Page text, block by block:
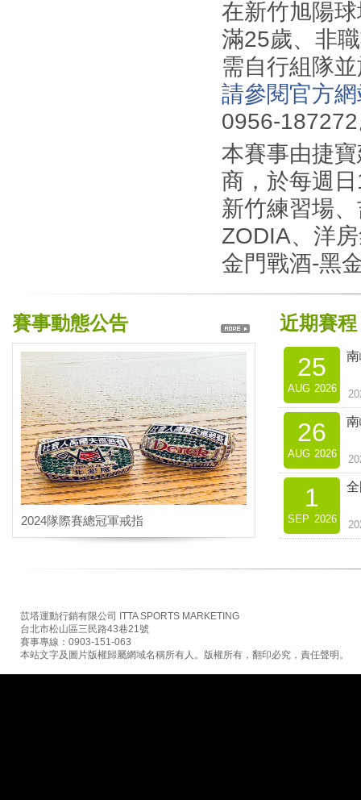
在新竹旭陽
滿25歲、非
需自行組隊
請參閱官方
0956-
本賽事由捷
商，於每週
新竹練習場
ZODIA、洋
金門戰酒-黑
賽事動態公告
2024隊際賽總冠軍戒指
近期賽程
2026
AUG
25
2026
AUG
26
2026
SEP
1
苡塔運動行銷有限公司 ITTA SPORTS MARKETING
台北市松山區三民路43巷21號
賽事專線：0903-151-063
本站文字及圖片版權歸屬網域名稱所有人。版權所有，翻印必究，責任聲明。